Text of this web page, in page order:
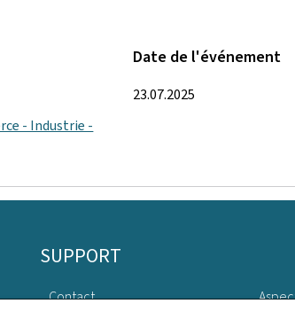
- Industrie -
Date de l'événement
23.07.2025
SUPPORT
Contact